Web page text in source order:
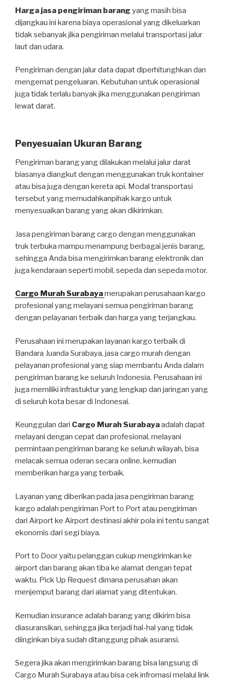
Harga jasa pengiriman barang yang masih bisa
dijangkau ini karena biaya operasional yang dikeluarkan
tidak sebanyak jika pengiriman melalui transportasi jalur
laut dan udara.
Pengiriman dengan jalur data dapat diperhitunghkan dan
mengemat pengeluaran. Kebutuhan untuk operasional
juga tidak terlalu banyak jika menggunakan pengiriman
lewat darat.
Penyesuaian Ukuran Barang
Pengiriman barang yang dilakukan melalui jalur darat
biasanya diangkut dengan menggunakan truk kontainer
atau bisa juga dengan kereta api. Modal transportasi
tersebut yang memudahkanpihak kargo untuk
menyesuaikan barang yang akan dikirimkan.
Jasa pengiriman barang cargo dengan menggunakan
truk terbuka mampu menampung berbagai jenis barang,
sehingga Anda bisa mengirimkan barang elektronik dan
juga kendaraan seperti mobil, sepeda dan sepeda motor.
Cargo Murah Surabayamerupakan perusahaan kargo
profesional yang melayani semua pengiriman barang
dengan pelayanan terbaik dan harga yang terjangkau.
Perusahaan ini merupakan layanan kargo terbaik di
Bandara Juanda Surabaya, jasa cargo murah dengan
pelayanan profesional yang siap membantu Anda dalam
pengiriman barang ke seluruh Indonesia. Perusahaan ini
juga memiliki infrastuktur yang lengkap dan jaringan yang
di seluruh kota besar di Indonesai.
Keunggulan dari Cargo Murah Surabayaadalah dapat
melayani dengan cepat dan profesional, melayani
permintaan pengiriman barang ke seluruh wilayah, bisa
melacak semua oderan secara online, kemudian
memberikan harga yang terbaik.
Layanan yang diberikan pada jasa pengiriman barang
kargo adalah pengiriman Port to Port atau pengiriman
dari Airport ke Airport destinasi akhir pola ini tentu sangat
ekonomis dari segi biaya.
Port to Door yaitu pelanggan cukup mengirimkan ke
airport dan barang akan tiba ke alamat dengan tepat
waktu. Pick Up Request dimana perusahan akan
menjemput barang dari alamat yang ditentukan.
Kemudian insurance adalah barang yang dikirim bisa
diasuransikan, sehingga jika terjadi hal-hal yang tidak
diinginkan biya sudah ditanggung pihak asuransi.
Segera jika akan mengirimkan barang bisa langsung di
Cargo Murah Surabaya atau bisa cek infromasi melalui link